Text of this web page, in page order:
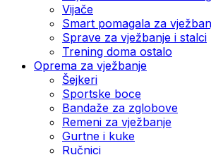
Vijače
Smart pomagala za
Sprave za vježbanje i stalci
Trening doma ostalo
Oprema za vježbanje
Šejkeri
Sportske boce
Bandaže za zglobove
Remeni za vježbanje
Gurtne i kuke
Ručnici